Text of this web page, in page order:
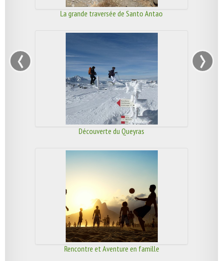
La grande traversée de Santo Antao
Découverte du Queyras
Rencontre et Aventure en famille
‹ ›